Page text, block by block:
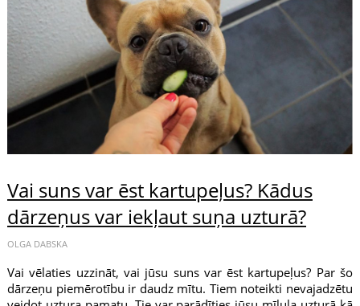
Vai suns var ēst kartupeļus? Kādus
dārzeņus var iekļaut suņa uzturā?
OLGA DABSKA
Vai vēlaties uzzināt, vai jūsu suns var ēst kartupeļus? Par šo
dārzeņu piemērotību ir daudz mītu. Tiem noteikti nevajadzētu